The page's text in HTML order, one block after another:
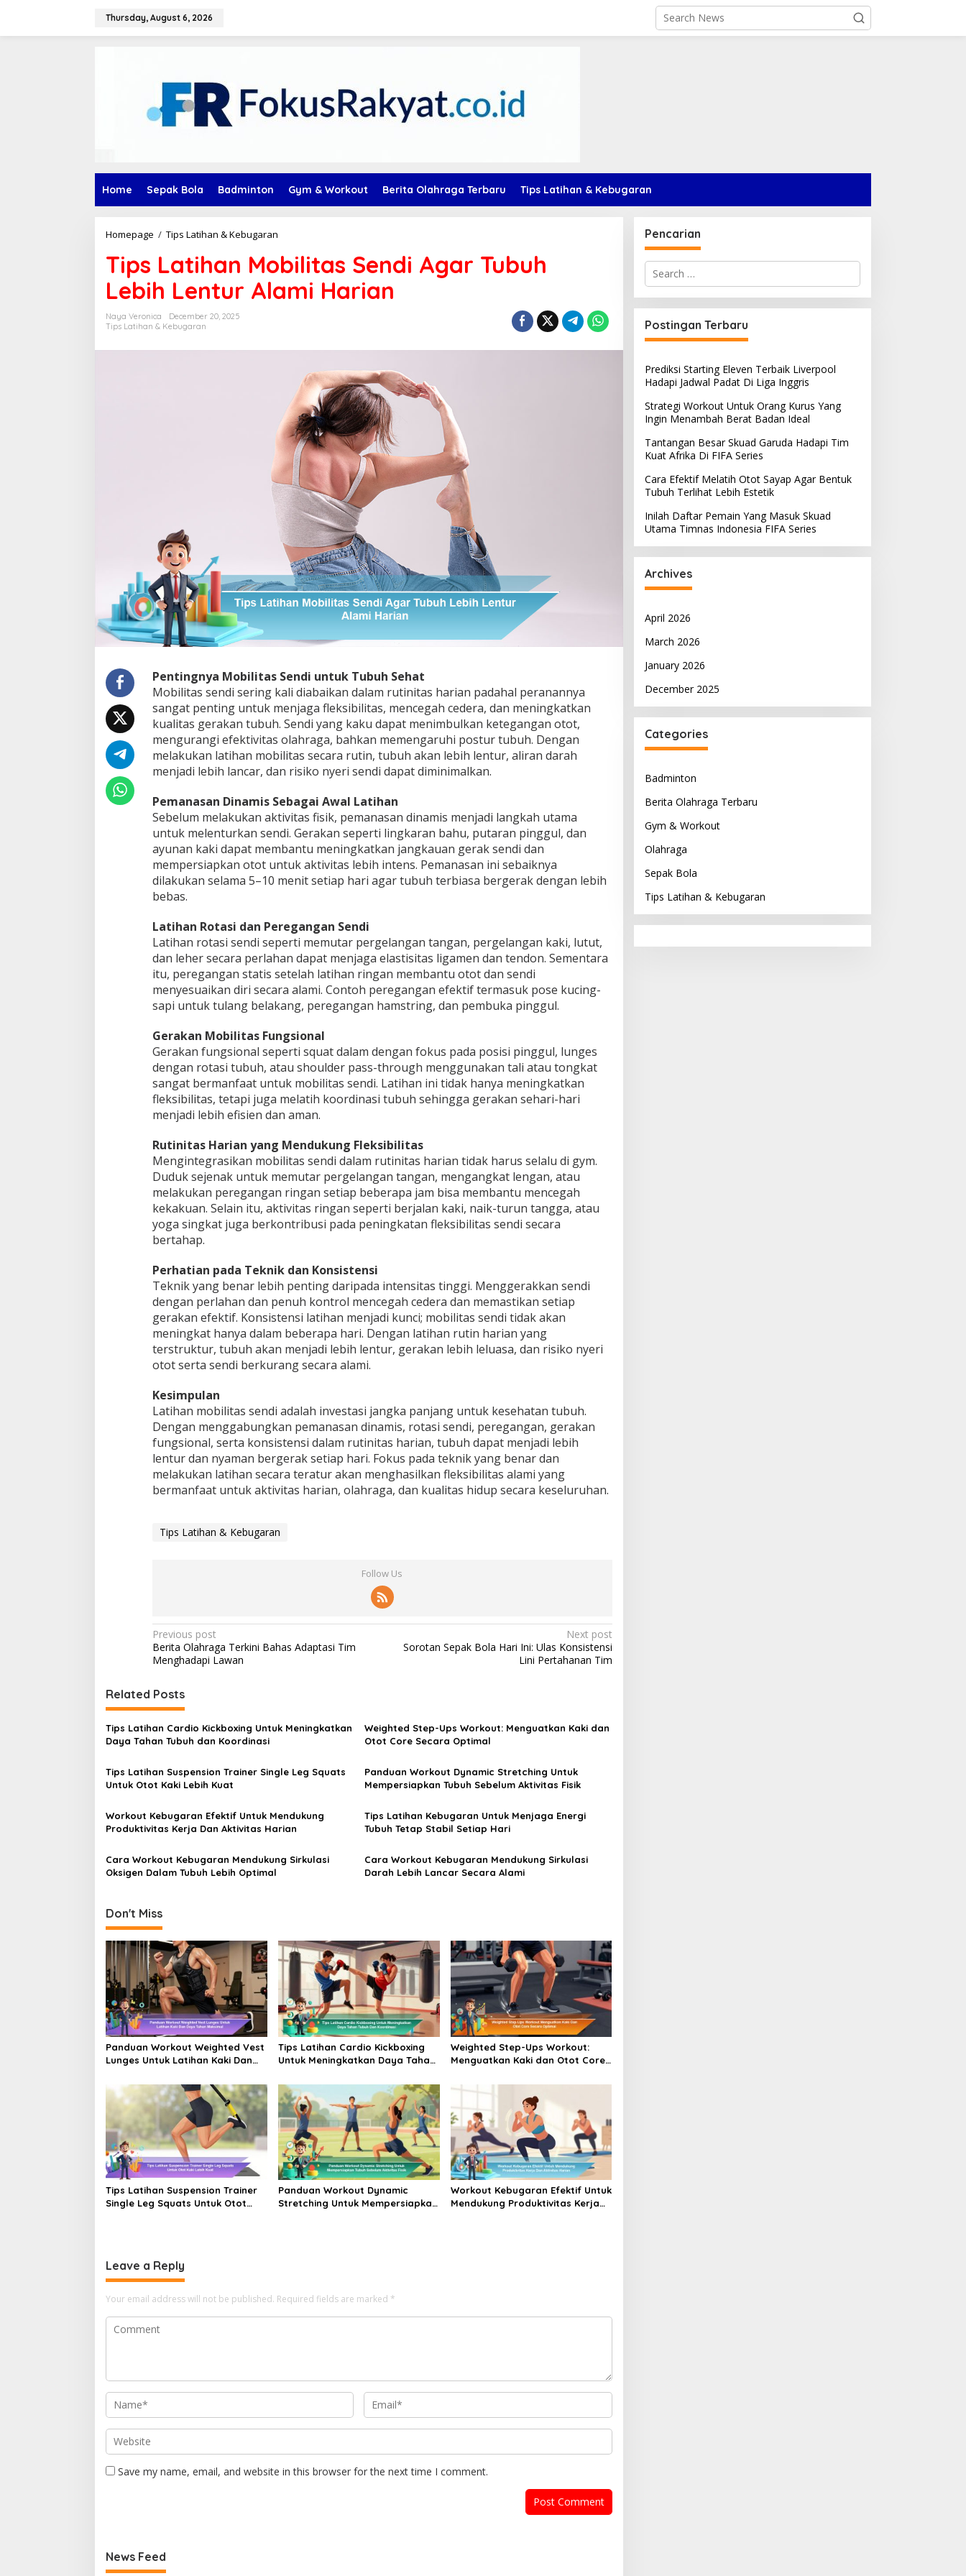
Thursday, August 6, 2026
Home Sepak Bola Badminton Gym & Workout Berita Olahraga Terbaru Tips Latihan & Kebugaran
Homepage / Tips Latihan & Kebugaran
Mobilitas
Sendi
Agar
Tubuh
Harian
Tips Latihan Mobilitas Sendi Agar Tubuh
Lebih Lentur Alami Harian
Naya Veronica
December 20, 2025
Tips Latihan & Kebugaran
Pentingnya Mobilitas Sendi untuk Tubuh Sehat
Mobilitas sendi sering kali diabaikan dalam rutinitas harian padahal peranannya
sangat penting untuk menjaga fleksibilitas, mencegah cedera, dan meningkatkan
kualitas gerakan tubuh. Sendi yang kaku dapat menimbulkan ketegangan otot,
mengurangi efektivitas olahraga, bahkan memengaruhi postur tubuh. Dengan
melakukan latihan mobilitas secara rutin, tubuh akan lebih lentur, aliran darah
menjadi lebih lancar, dan risiko nyeri sendi dapat diminimalkan.
Pemanasan Dinamis Sebagai Awal Latihan
Sebelum melakukan aktivitas fisik, pemanasan dinamis menjadi langkah utama
untuk melenturkan sendi. Gerakan seperti lingkaran bahu, putaran pinggul, dan
ayunan kaki dapat membantu meningkatkan jangkauan gerak sendi dan
mempersiapkan otot untuk aktivitas lebih intens. Pemanasan ini sebaiknya
dilakukan selama 5–10 menit setiap hari agar tubuh terbiasa bergerak dengan lebih
bebas.
Latihan Rotasi dan Peregangan Sendi
Latihan rotasi sendi seperti memutar pergelangan tangan, pergelangan kaki, lutut,
dan leher secara perlahan dapat menjaga elastisitas ligamen dan tendon. Sementara
itu, peregangan statis setelah latihan ringan membantu otot dan sendi
menyesuaikan diri secara alami. Contoh peregangan efektif termasuk pose kucing-
sapi untuk tulang belakang, peregangan hamstring, dan pembuka pinggul.
Gerakan Mobilitas Fungsional
Gerakan fungsional seperti squat dalam dengan fokus pada posisi pinggul, lunges
dengan rotasi tubuh, atau shoulder pass-through menggunakan tali atau tongkat
sangat bermanfaat untuk mobilitas sendi. Latihan ini tidak hanya meningkatkan
fleksibilitas, tetapi juga melatih koordinasi tubuh sehingga gerakan sehari-hari
menjadi lebih efisien dan aman.
Rutinitas Harian yang Mendukung Fleksibilitas
Mengintegrasikan mobilitas sendi dalam rutinitas harian tidak harus selalu di gym.
Duduk sejenak untuk memutar pergelangan tangan, mengangkat lengan, atau
melakukan peregangan ringan setiap beberapa jam bisa membantu mencegah
kekakuan. Selain itu, aktivitas ringan seperti berjalan kaki, naik-turun tangga, atau
yoga singkat juga berkontribusi pada peningkatan fleksibilitas sendi secara
bertahap.
Perhatian pada Teknik dan Konsistensi
Teknik yang benar lebih penting daripada intensitas tinggi. Menggerakkan sendi
dengan perlahan dan penuh kontrol mencegah cedera dan memastikan setiap
gerakan efektif. Konsistensi latihan menjadi kunci; mobilitas sendi tidak akan
meningkat hanya dalam beberapa hari. Dengan latihan rutin harian yang
terstruktur, tubuh akan menjadi lebih lentur, gerakan lebih leluasa, dan risiko nyeri
otot serta sendi berkurang secara alami.
Kesimpulan
Latihan mobilitas sendi adalah investasi jangka panjang untuk kesehatan tubuh.
Dengan menggabungkan pemanasan dinamis, rotasi sendi, peregangan, gerakan
fungsional, serta konsistensi dalam rutinitas harian, tubuh dapat menjadi lebih
lentur dan nyaman bergerak setiap hari. Fokus pada teknik yang benar dan
melakukan latihan secara teratur akan menghasilkan fleksibilitas alami yang
bermanfaat untuk aktivitas harian, olahraga, dan kualitas hidup secara keseluruhan.
Tips Latihan & Kebugaran
Follow Us
Post
navigation
Previous post
Berita Olahraga Terkini Bahas Adaptasi Tim
Menghadapi Lawan
Next post
Sorotan Sepak Bola Hari Ini: Ulas Konsistensi
Lini Pertahanan Tim
Related Posts
Tips Latihan Cardio Kickboxing Untuk Meningkatkan
Daya Tahan Tubuh dan Koordinasi
Weighted Step-Ups Workout: Menguatkan Kaki dan
Otot Core Secara Optimal
Tips Latihan Suspension Trainer Single Leg Squats
Untuk Otot Kaki Lebih Kuat
Panduan Workout Dynamic Stretching Untuk
Mempersiapkan Tubuh Sebelum Aktivitas Fisik
Workout Kebugaran Efektif Untuk Mendukung
Produktivitas Kerja Dan Aktivitas Harian
Tips Latihan Kebugaran Untuk Menjaga Energi
Tubuh Tetap Stabil Setiap Hari
Cara Workout Kebugaran Mendukung Sirkulasi
Oksigen Dalam Tubuh Lebih Optimal
Cara Workout Kebugaran Mendukung Sirkulasi
Darah Lebih Lancar Secara Alami
Don't Miss
Panduan Workout Weighted Vest
Lunges Untuk Latihan Kaki Dan
Tips Latihan Cardio Kickboxing
Untuk Meningkatkan Daya Tahan
Weighted Step-Ups Workout:
Menguatkan Kaki dan Otot Core
Tips Latihan Suspension Trainer
Single Leg Squats Untuk Otot
Panduan Workout Dynamic
Stretching Untuk Mempersiapkan
Workout Kebugaran Efektif Untuk
Mendukung Produktivitas Kerja
Leave a Reply
Your email address will not be published. Required fields are marked *
Save my name, email, and website in this browser for the next time I comment.
News Feed
Pencarian
Search
for:
Postingan Terbaru
Prediksi Starting Eleven Terbaik Liverpool
Hadapi Jadwal Padat Di Liga Inggris
Strategi Workout Untuk Orang Kurus Yang
Ingin Menambah Berat Badan Ideal
Tantangan Besar Skuad Garuda Hadapi Tim
Kuat Afrika Di FIFA Series
Cara Efektif Melatih Otot Sayap Agar Bentuk
Tubuh Terlihat Lebih Estetik
Inilah Daftar Pemain Yang Masuk Skuad
Utama Timnas Indonesia FIFA Series
Archives
April 2026
March 2026
January 2026
December 2025
Categories
Badminton
Berita Olahraga Terbaru
Gym & Workout
Olahraga
Sepak Bola
Tips Latihan & Kebugaran